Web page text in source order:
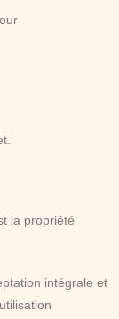
la propriété
intégrale et